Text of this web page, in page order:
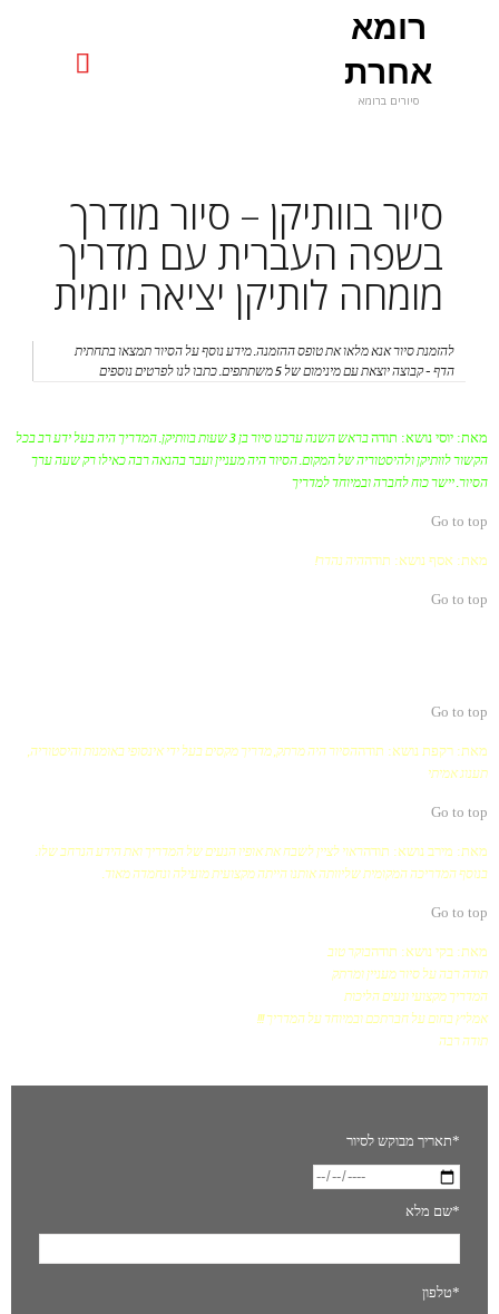
רומא
אחרת
סיורים ברומא

סיור בוותיקן – סיור מודרך
בשפה העברית עם מדריך
מומחה לותיקן יציאה יומית
להזמנת סיור אנא מלאו את טופס ההזמנה. מידע נוסף על הסיור תמצאו בתחתית
הדף - קבוצה יוצאת עם מינימום של 5 משתתפים. כתבו לנו לפרטים נוספים
מאת: יוסי נושא: תודה
בראש השנה ערכנו סיור בן 3 שעות בוותיקן. המדריך היה בעל ידע רב בכל
הקשור לוותיקן ולהיסטוריה של המקום. הסיור היה מעניין ועבר בהנאה רבה כאילו רק שעה ערך
הסיור. יישר כוח לחברה ובמיוחד למדריך
Go to top
מאת: אסף נושא: תודההיה נהדר!
Go to top
Go to top
מאת: רקפת נושא: תודההסיור היה מרתק, מדריך מקסים בעל ידי אינסופי באומנות והיסטוריה,
תענוג אמיתי
Go to top
מאת: מירב נושא: תודהראוי לציין לשבח את אופיו הנעים של המדריך ואת הידע הנרחב שלו.
בנוסף המדריכה המקומית שליוותה אותנו הייתה מקצועית מועילה ונחמדה מאוד.
Go to top
מאת: בקי נושא: תודהבוקר טוב
תודה רבה על סיור מעניין ומרתק
המדריך מקצועי ונעים הליכות
אמליץ בחום על חברתכם ובמיוחד על המדריך !!!
תודה רבה
תאריך מבוקש לסיור*
שם מלא*
טלפון*